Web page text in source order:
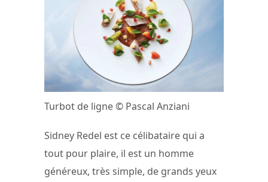
Turbot de ligne © Pascal Anziani
Sidney Redel est ce célibataire qui a
tout pour plaire, il est un homme
généreux, très simple, de grands yeux